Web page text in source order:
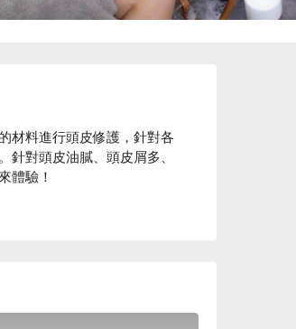
材料進行頭皮修護，針對各
對頭皮油膩、頭皮屑多、
體驗！